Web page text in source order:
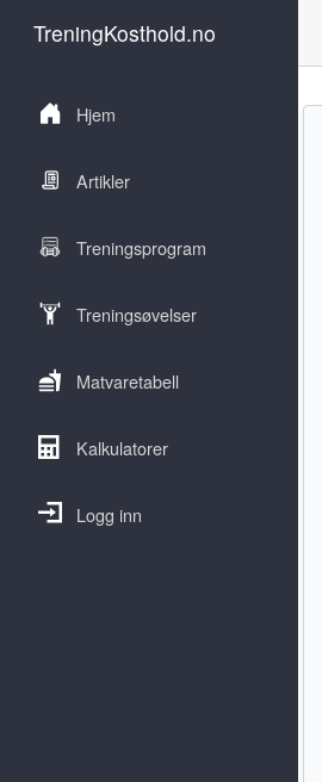
TreningKosthold.no
Hjem
Artikler
Treningsprogram
Treningsøvelser
Matvaretabell
Kalkulatorer
Logg inn